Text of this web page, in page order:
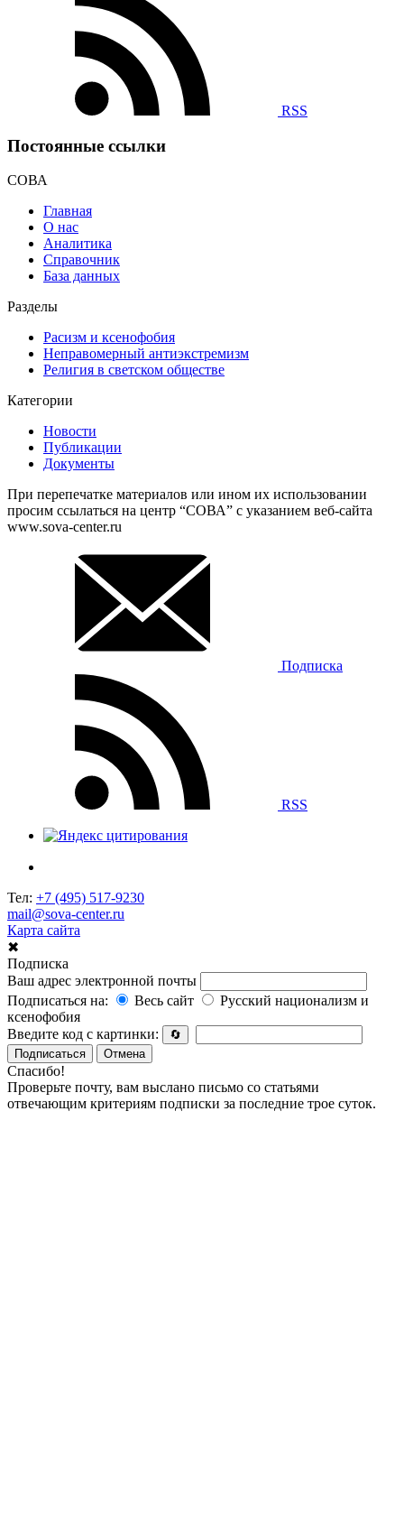
RSS
Постоянные ссылки
СОВА
Главная
О нас
Аналитика
Справочник
База данных
Разделы
Расизм и ксенофобия
Неправомерный антиэкстремизм
Религия в светском обществе
Категории
Новости
Публикации
Документы
При перепечатке материалов или ином их использовании
просим ссылаться на центр “СОВА” с указанием веб-сайта
www.sova-center.ru
Подписка
RSS
Тел: +7 (495) 517-9230
mail@sova-center.ru
Карта сайта
✖
Подписка
Ваш адрес электронной почты
Подписаться на:
Весь сайт
Русский национализм и
ксенофобия
Введите код с картинки:
🔄
Подписаться
Отмена
Спасибо!
Проверьте почту, вам выслано письмо со статьями
отвечающим критериям подписки за последние трое суток.